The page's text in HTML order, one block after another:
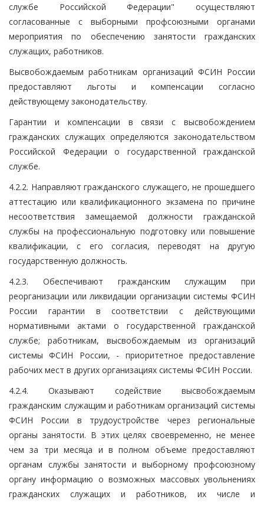
службе Российской Федерации" осуществляют
согласованные с выборными профсоюзными органами
мероприятия по обеспечению занятости гражданских
служащих, работников.
Высвобождаемым работникам организаций ФСИН России
предоставляют льготы и компенсации согласно
действующему законодательству.
Гарантии и компенсации в связи с высвобождением
гражданских служащих определяются законодательством
Российской Федерации о государственной гражданской
службе.
4.2.2. Направляют гражданского служащего, не прошедшего
аттестацию или квалификационного экзамена по причине
несоответствия замещаемой должности гражданской
службы на профессиональную подготовку или повышение
квалификации, с его согласия, переводят на другую
государственную должность.
4.2.3. Обеспечивают гражданским служащим при
реорганизации или ликвидации организации системы ФСИН
России гарантии в соответствии с действующими
нормативными актами о государственной гражданской
службе; работникам, высвобождаемым из организаций
системы ФСИН России, - приоритетное предоставление
рабочих мест в других организациях системы ФСИН России.
4.2.4. Оказывают содействие высвобождаемым
гражданским служащим и работникам организаций системы
ФСИН России в трудоустройстве через региональные
органы занятости. В этих целях своевременно, не менее
чем за три месяца и в полном объеме предоставляют
органам службы занятости и выборному профсоюзному
органу информацию о возможных массовых увольнениях
гражданских служащих и работников, их числе и